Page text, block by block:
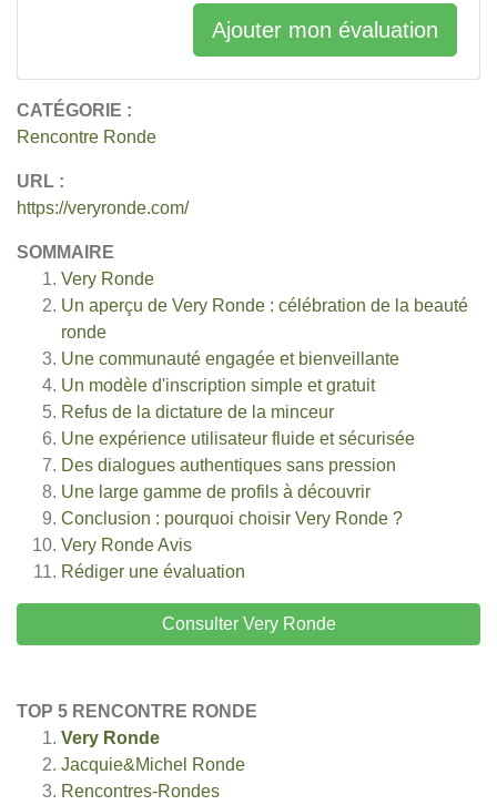
CATÉGORIE :
Rencontre Ronde
URL :
https://veryronde.com/
SOMMAIRE
Very Ronde
Un aperçu de Very Ronde : célébration de la beauté
ronde
Une communauté engagée et bienveillante
Un modèle d'inscription simple et gratuit
Refus de la dictature de la minceur
Une expérience utilisateur fluide et sécurisée
Des dialogues authentiques sans pression
Une large gamme de profils à découvrir
Conclusion : pourquoi choisir Very Ronde ?
Very RondeAvis
Rédiger une évaluation
Consulter Very Ronde
TOP 5 RENCONTRE RONDE
Very Ronde
Jacquie&Michel Ronde
Rencontres-Rondes
Ajouter mon évaluation